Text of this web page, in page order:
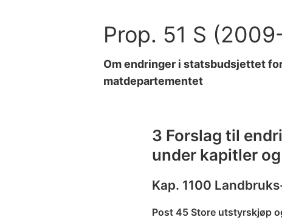
Prop. 51 S
Om endringer i statsbudsjettet
matdepartementet
3 Forslag til
under kapitler
Kap. 1100
Post 45 Store utstyrskjøp